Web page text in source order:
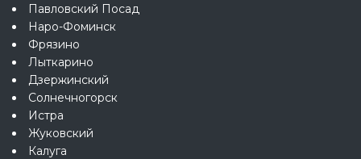
Павловский Посад
Наро-Фоминск
Фрязино
Лыткарино
Дзержинский
Солнечногорск
Истра
Жуковский
Калуга